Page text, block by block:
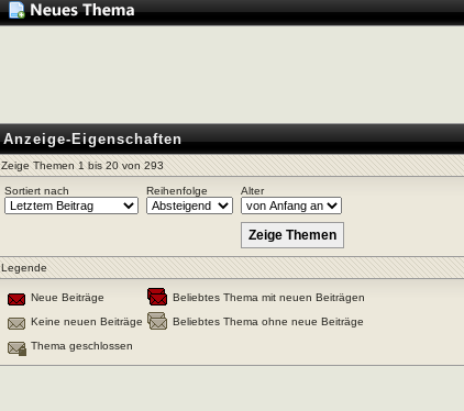
Anzeige-Eigenschaften
Zeige Themen 1 bis 20 von 293
Sortiert nach Reihenfolge Alter
Legende
Neue Beiträge
Beliebtes Thema mit neuen Beiträgen
Keine neuen Beiträge
Beliebtes Thema ohne neue Beiträge
Thema geschlossen